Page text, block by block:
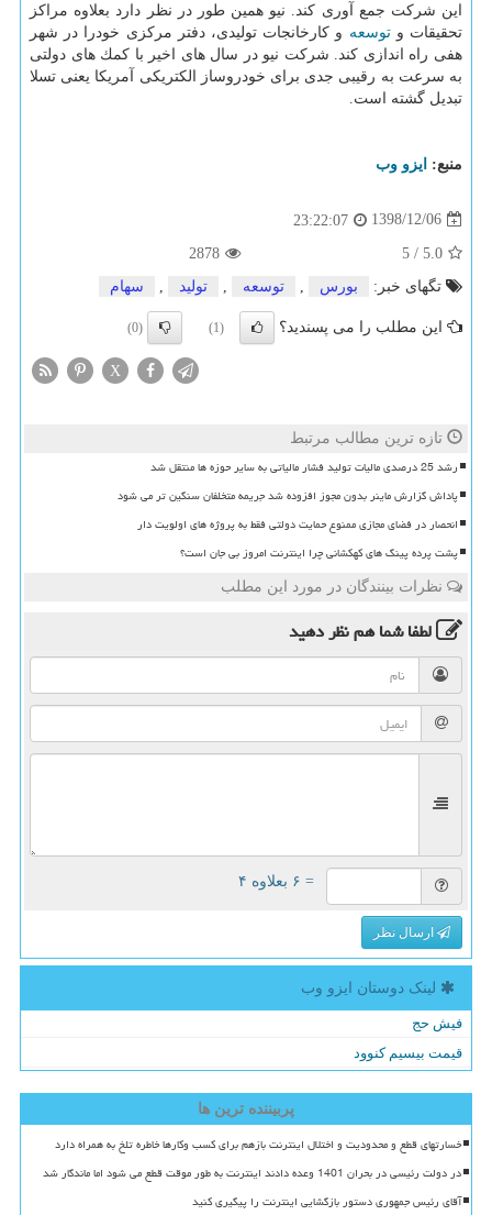
این شركت جمع آوری كند. نیو همین طور در نظر دارد بعلاوه مراكز
تحقیقات وتوسعه و كارخانجات تولیدی، دفتر مركزی خودرا در شهر
هفی راه اندازی كند. شركت نیو در سال های اخیر با كمك های دولتی
به سرعت به رقیبی جدی برای خودروساز الكتریكی آمریكا یعنی تسلا
تبدیل گشته است.
منبع: ایزو وب
1398/12/06
23:22:07
5.0
/
5
2878
تگهای خبر:
بورس , توسعه , تولید , سهام
این مطلب را می پسندید؟ (1)
(0)
X
تازه ترین مطالب مرتبط
رشد 25 درصدی مالیات تولید فشار مالیاتی به سایر حوزه ها منتقل شد
پاداش گزارش ماینر بدون مجوز افزوده شد جریمه متخلفان سنگین تر می شود
انحصار در فضای مجازی ممنوع حمایت دولتی فقط به پروژه های اولویت دار
پشت پرده پینگ های کهکشانی چرا اینترنت امروز بی جان است؟
نظرات بینندگان در مورد این مطلب
لطفا شما همنظر دهید
= ۶ بعلاوه ۴
ارسال نظر
لینک دوستان ایزو وب
فیش حج
قیمت بیسیم کنوود
پربیننده ترین ها
خسارتهای قطع و محدودیت و اختلال اینترنت بازهم برای کسب وکارها خاطره تلخ به همراه دارد
در دولت رئیسی در بحران 1401 وعده دادند اینترنت به طور موقت قطع می شود اما ماندگار شد
آقای رئیس جمهوری دستور بازگشایی اینترنت را پیگیری کنید